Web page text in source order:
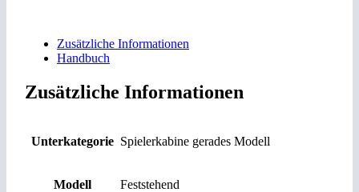
Zusätzliche Informationen
Handbuch
Zusätzliche Informationen
Unterkategorie Spielerkabine gerades Modell
Modell Feststehend